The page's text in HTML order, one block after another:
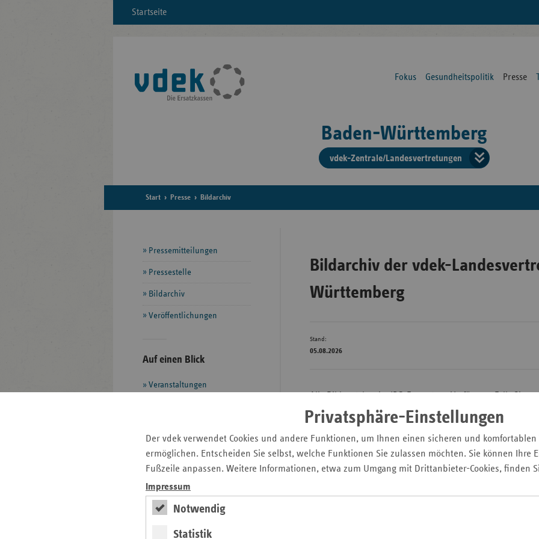
Privatsphäre-Einstellungen
Der vdek verwendet Cookies und andere Funktionen, um Ihnen einen sicheren und
ermöglichen. Entscheiden Sie selbst, welche Funktionen Sie zulassen möchten. Sie können Ihre
Fußzeile anpassen. Weitere Informationen, etwa zum Umgang mit Drittanbieter-Cookies, finden
Impressum
Notwendig
Statistik
Startseite
Fokus Gesundheitspolitik Presse
Baden-Württemberg
vdek-Zentrale/Landesvertretungen
der
Start Presse Bildarchiv
Bildarchiv der vdek-
Württemberg
Stand:
05.08.2026
Alle Bilder stehen im JPG-Format zur Verfügung. Falls Sie
benötigen, wenden Sie sich bitte an unsere
Michael Mruck
Leiter der vdek-
Württemberg
Seitennavigation
Pressemitteilungen
Pressestelle
Bildarchiv
Veröffentlichungen
Seitenleiste
weiteren
Auf einen Blick
Veranstaltungen
Publikationen
Ansprechpartner
Kontakt und Anfahrt
teamw()rk für